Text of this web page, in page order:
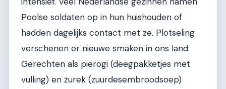
Poolse soldaten op in hun huishouden of
hadden dagelijks contact met ze. Plotseling
verschenen er nieuwe smaken in ons land.
Gerechten als pierogi (deegpakketjes met
vulling) en żurek (zuurdesembroodsoep)